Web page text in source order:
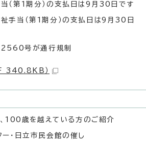
（第1期分）の支払日は9月30日です
手当（第1期分）の支払日は9月30日
号が通行規制
340.8KB）
100歳を越えている方のご紹介
ー・日立市民会館の催し